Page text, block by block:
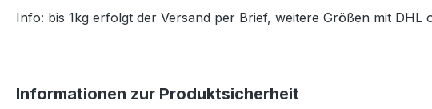
Info: bis 1kg erfolgt der Versand per Brief, weitere Größen mit DHL
Informationen zur Produktsicherheit